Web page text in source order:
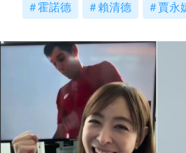
霍諾德 賴清德 賈永